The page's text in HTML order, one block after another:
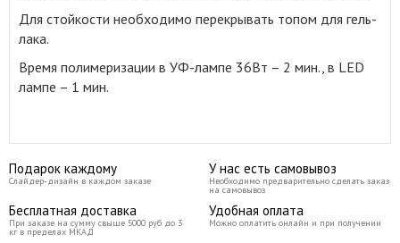
Для стойкости необходимо перекрывать топом для гель-
лака.
Время полимеризации в УФ-лампе 36Вт – 2 мин., в LED
лампе – 1 мин.
Подарок каждому
Слайдер-дизайн в каждом заказе
У нас есть самовывоз
Необходимо предварительно сделать заказ
на самовывоз
Бесплатная доставка
При заказе на сумму свыше 5000 руб до 3
кг в пределах МКАД
Удобная оплата
Можно оплатить онлайн и при получении